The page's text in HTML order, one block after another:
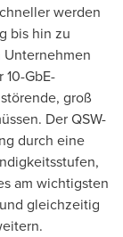
werden
bis hin zu
GbE-
groß
Der QSW-
durch eine
am wichtigsten
gleichzeitig